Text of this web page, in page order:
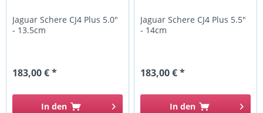
Jaguar Schere CJ4 Plus 5.0"
- 13.5cm
183,00 € *
In den
Jaguar Schere CJ4 Plus 5.5"
- 14cm
183,00 € *
In den